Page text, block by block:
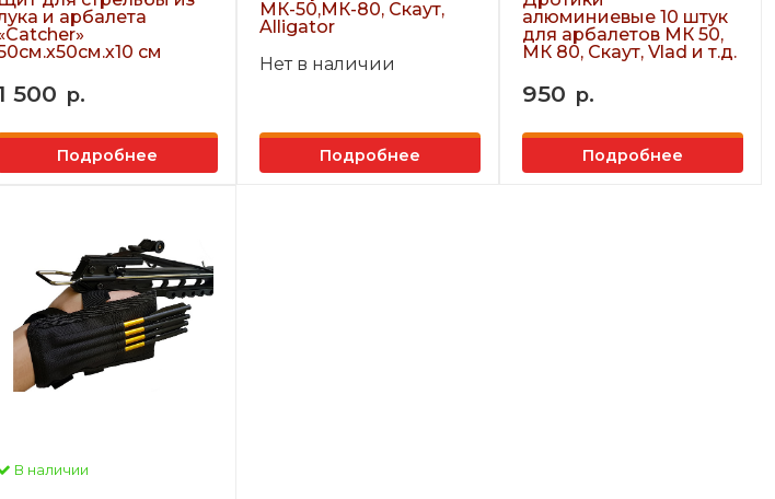
и арбалета
см
500 р.
Подробнее
МК-50,МК-80, Скаут,
Alligator
Нет в наличии
Подробнее
алюминиевые 10 штук
для арбалетов МК 50,
МК 80, Скаут, Vlad и т.д.
950 р.
Подробнее
В наличии